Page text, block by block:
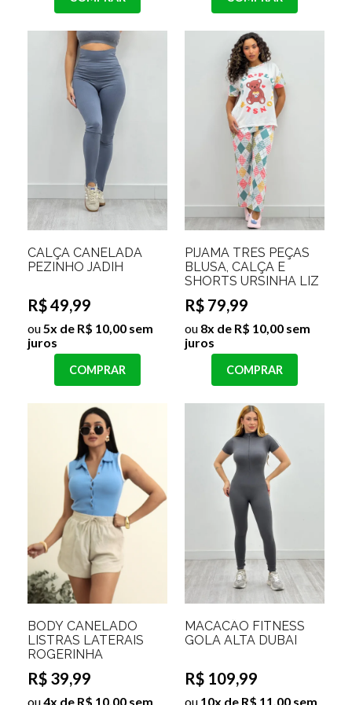
CALÇA CANELADA
PEZINHO JADIH
R$ 49,99
ou5x de R$ 10,00 sem
juros
COMPRAR
PIJAMA TRÊS PEÇAS
BLUSA, CALÇA E
SHORTS URSINHA LIZ
R$ 79,99
ou 8x de R$ 10,00 sem
juros
COMPRAR
BODY CANELADO
LISTRAS LATERAIS
ROGERINHA
R$ 39,99
ou4x de R$ 10,00 sem
MACACÃO FITNESS
GOLA ALTA DUBAI
R$ 109,99
ou 10x de R$ 11,00 sem